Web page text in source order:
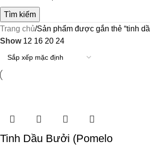
Tìm kiếm
Trang chủ Sản phẩm được gắn thẻ “tinh
Show 12 16 20 24
Tinh Dầu Bưởi (Pomelo